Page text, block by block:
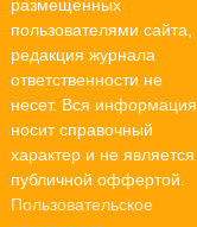
размещенных
пользователями сайта,
редакция журнала
ответственности не
несет. Вся информация
носит справочный
характер и не является
публичной оффертой.
Пользовательское